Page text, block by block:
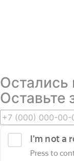
Остались
Оставьте